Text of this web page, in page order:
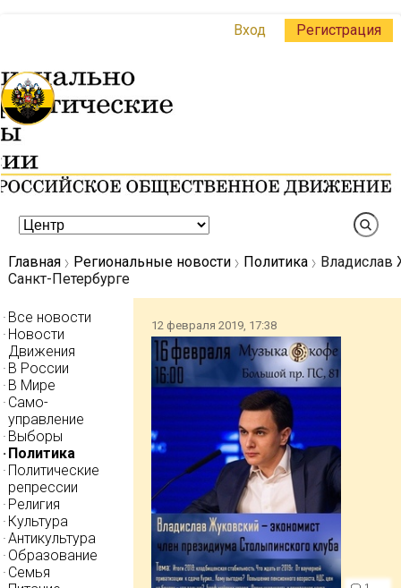
Вход Регистрация
Главная Региональные новости Политика
Владислав
Санкт-Петербурге
Все новости
Новости
Движения
В России
В Мире
Само-
управление
Выборы
Политика
Политические
репрессии
Религия
Культура
Антикультура
Образование
Семья
12 февраля 2019, 17:38